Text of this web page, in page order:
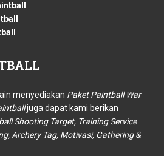
menyediakan Paket Paintball War
juga dapat kami berikan
Shooting Target, Training Service
Archery Tag, Motivasi, Gathering &